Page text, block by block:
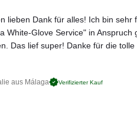
lieben Dank für alles! Ich bin sehr
White-Glove Service" in Anspruch
Das lief super! Danke für die tolle
aus Málaga Verifizierter Kauf